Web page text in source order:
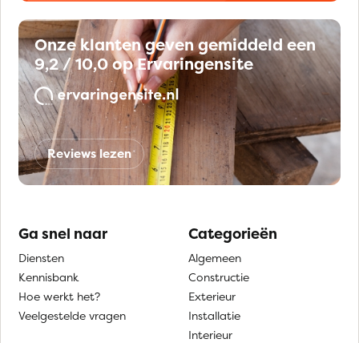
Onze klanten geven gemiddeld een
9,2 / 10,0 op Ervaringensite
Reviews lezen
Ga snel naar
Diensten
Kennisbank
Hoe werkt het?
Veelgestelde vragen
Categorieën
Algemeen
Constructie
Exterieur
Installatie
Interieur